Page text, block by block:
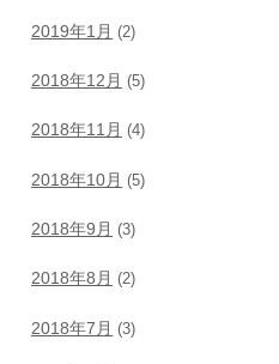
2019年1月 (2)
2018年12月 (5)
2018年11月 (4)
2018年10月 (5)
2018年9月 (3)
2018年8月 (2)
2018年7月 (3)